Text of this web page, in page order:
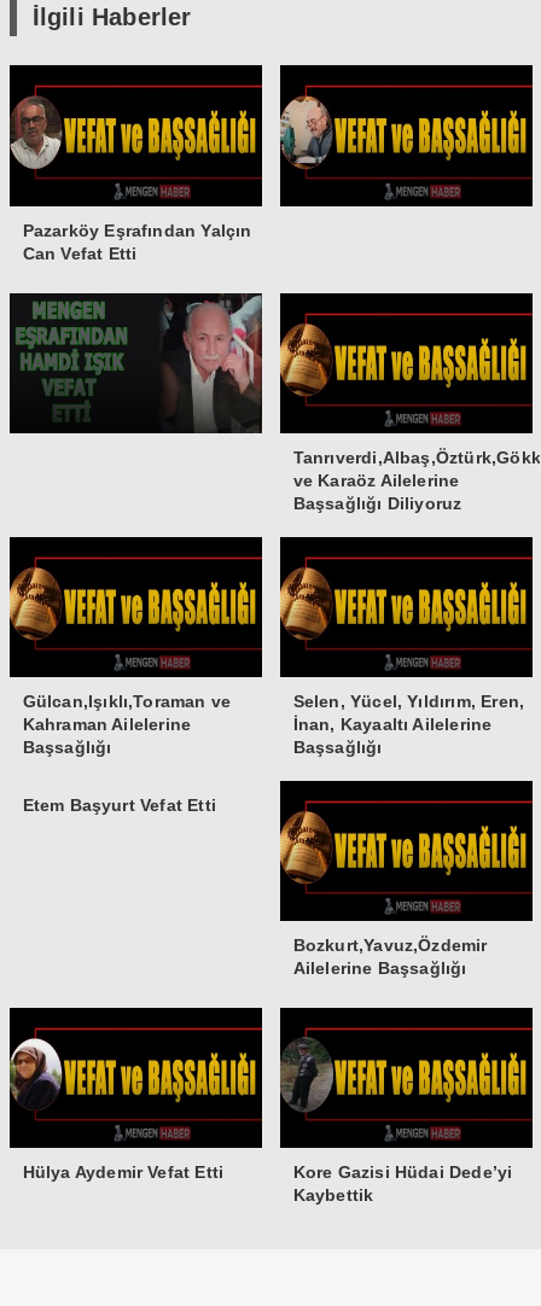
İlgili Haberler
Pazarköy Eşrafından Yalçın
Can Vefat Etti
ve Karaöz Ailelerine
Başsağlığı Diliyoruz
Gülcan,Işıklı,Toraman ve
Kahraman Ailelerine
Başsağlığı
Selen, Yücel, Yıldırım, Eren,
İnan, Kayaaltı Ailelerine
Başsağlığı
Etem Başyurt Vefat Etti
Bozkurt,Yavuz,Özdemir
Ailelerine Başsağlığı
Hülya Aydemir Vefat Etti
Kore Gazisi Hüdai Dede’yi
Kaybettik